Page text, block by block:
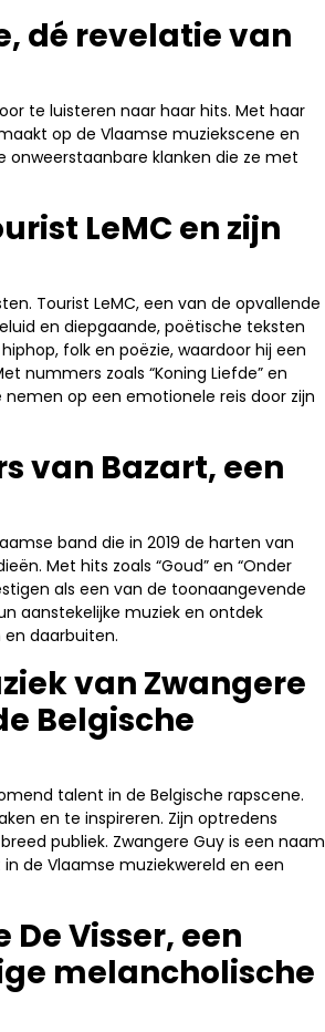
dé revelatie van
te luisteren naar haar hits. Met haar
op de Vlaamse muziekscene en
klanken die ze met
LeMC en zijn
Tourist LeMC, een van de opvallende
en diepgaande, poëtische teksten
folk en poëzie, waardoor hij een
nummers zoals “Koning Liefde” en
nemen op een emotionele reis door zijn
van Bazart, een
band die in 2019 de harten van
Met hits zoals “Goud” en “Onder
als een van de toonaangevende
aanstekelijke muziek en ontdek
en daarbuiten.
van Zwangere
Belgische
talent in de Belgische rapscene.
en te inspireren. Zijn optredens
publiek. Zwangere Guy is een naam
de Vlaamse muziekwereld en een
Visser, een
melancholische